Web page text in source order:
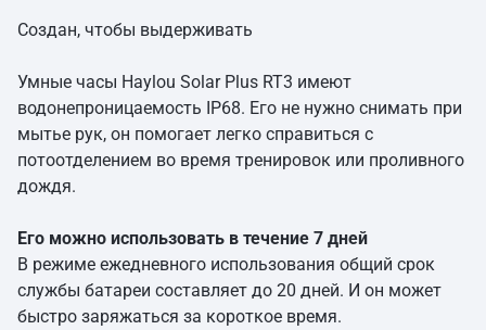
Создан, чтобы выдерживать
Умные часы Haylou Solar Plus RT3 имеют
водонепроницаемость IP68. Его не нужно снимать при
мытье рук, он помогает легко справиться с
потоотделением во время тренировок или проливного
дождя.
Его можно использовать в течение 7 дней
В режиме ежедневного использования общий срок
службы батареи составляет до 20 дней. И он может
быстро заряжаться за короткое время.